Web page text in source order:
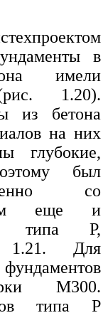
в
имели
1.20).
из бетона
на них
глубокие,
был
со
еще и
типа Р,
1.21. Для
М300.
типа Р